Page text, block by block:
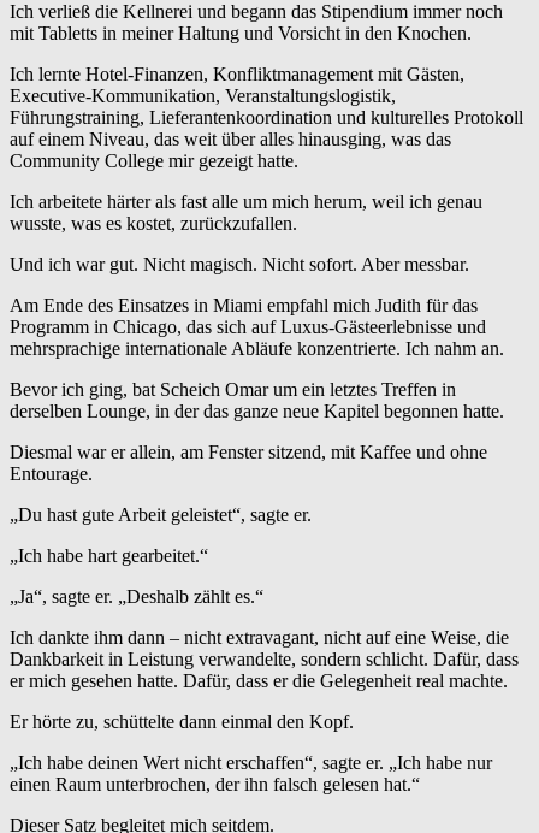
Ich verließ die Kellnerei und begann das Stipendium immer noch
mit Tabletts in meiner Haltung und Vorsicht in den Knochen.
Ich lernte Hotel-Finanzen, Konfliktmanagement mit Gästen,
Executive-Kommunikation, Veranstaltungslogistik,
Führungstraining, Lieferantenkoordination und kulturelles Protokoll
auf einem Niveau, das weit über alles hinausging, was das
Community College mir gezeigt hatte.
Ich arbeitete härter als fast alle um mich herum, weil ich genau
wusste, was es kostet, zurückzufallen.
Und ich war gut. Nicht magisch. Nicht sofort. Aber messbar.
Am Ende des Einsatzes in Miami empfahl mich Judith für das
Programm in Chicago, das sich auf Luxus-Gästeerlebnisse und
mehrsprachige internationale Abläufe konzentrierte. Ich nahm an.
Bevor ich ging, bat Scheich Omar um ein letztes Treffen in
derselben Lounge, in der das ganze neue Kapitel begonnen hatte.
Diesmal war er allein, am Fenster sitzend, mit Kaffee und ohne
Entourage.
„Du hast gute Arbeit geleistet“, sagte er.
„Ich habe hart gearbeitet.“
„Ja“, sagte er. „Deshalb zählt es.“
Ich dankte ihm dann – nicht extravagant, nicht auf eine Weise, die
Dankbarkeit in Leistung verwandelte, sondern schlicht. Dafür, dass
er mich gesehen hatte. Dafür, dass er die Gelegenheit real machte.
Er hörte zu, schüttelte dann einmal den Kopf.
„Ich habe deinen Wert nicht erschaffen“, sagte er. „Ich habe nur
einen Raum unterbrochen, der ihn falsch gelesen hat.“
Dieser Satz begleitet mich seitdem.